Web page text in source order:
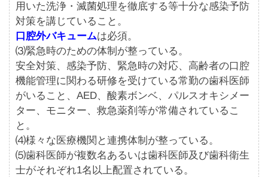
用いた洗浄・滅菌処理を徹底する等十分な感染予防
対策を講じていること。
口腔外バキュームは必須。
⑶緊急時のための体制が整っている。
安全対策、感染予防、緊急時の対応、高齢者の口腔
機能管理に関わる研修を受けている常勤の歯科医師
がいること、AED、酸素ボンベ、パルスオキシメー
ター、モニター、救急薬剤等が常備されているこ
と。
⑷様々な医療機関と連携体制が整っている。
⑸歯科医師が複数名あるいは歯科医師及び歯科衛生
士がそれぞれ1名以上配置されている。